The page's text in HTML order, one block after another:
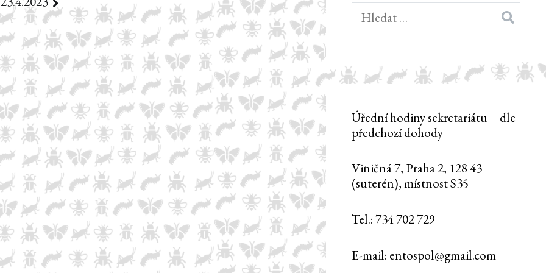
Vyhledávání
Úřední hodiny sekretariátu – dle
předchozí dohody
Viničná 7, Praha 2, 128 43
(suterén), místnost S35
Tel.: 734 702 729
E-mail: entospol@gmail.com